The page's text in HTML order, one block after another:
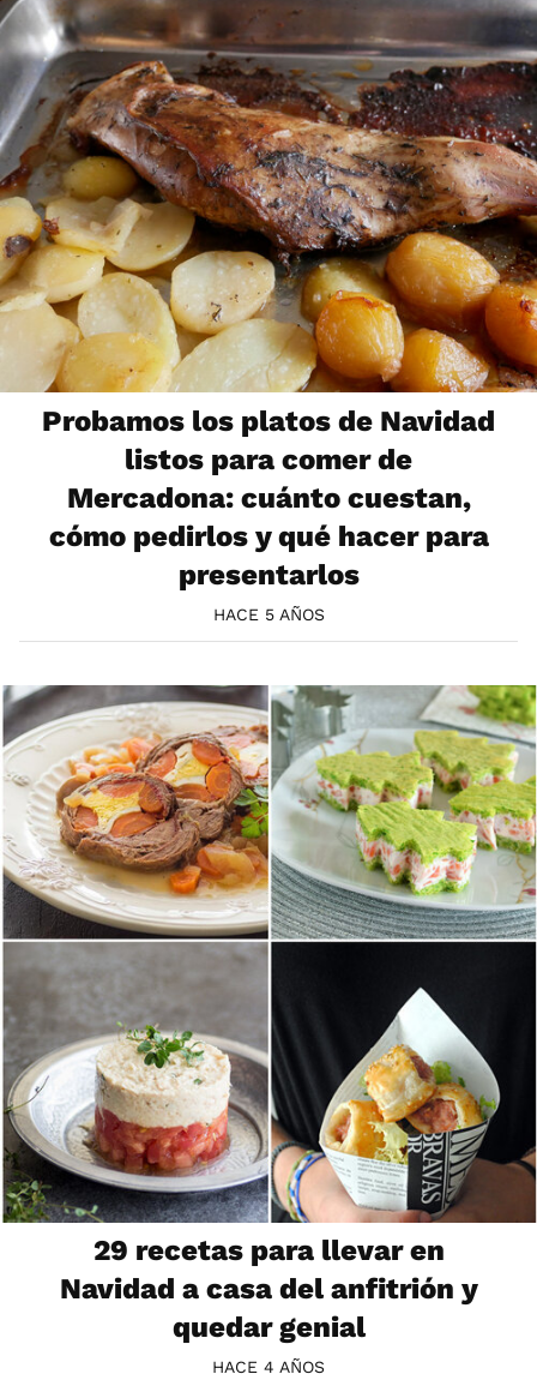
Probamos los platos de Navidad
listos para comer de
Mercadona: cuánto cuestan,
cómo pedirlos y qué hacer para
presentarlos
HACE 5 AÑOS
29 recetas para llevar en
Navidad a casa del anfitrión y
quedar genial
HACE 4 AÑOS